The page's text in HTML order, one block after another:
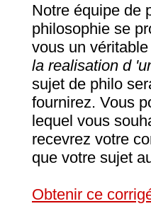
Notre équipe de
philosophie se
vous un
la realisation d
sujet de philo
fournirez. Vous
lequel vous
recevrez votre
que votre sujet
Obtenir ce